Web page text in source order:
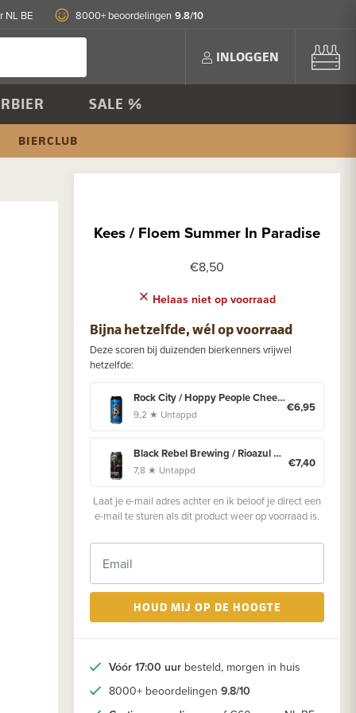
NL BE 8000+ beoordelingen 9.8/10
INLOGGEN
SALE %
BIERCLUB
Kees / Floem Summer In Paradise
€8,50
Helaas niet op voorraad
Bijna hetzelfde, wél op voorraad
Deze scoren bij duizenden bierkenners vrijwel
hetzelfde:
Rock City / Hoppy People Cheeky Bastard
9,2 ★ Untappd €6,95
Black Rebel Brewing / Rioazul Helter Skelter
7,8 ★ Untappd €7,40
Laat je e-mail adres achter en ik beloof je direct een
e-mail te sturen als dit product weer op voorraad is.
HOUD MIJ OP DE HOOGTE
Vóór 17:00 uur besteld, morgen in huis
8000+ beoordelingen 9.8/10